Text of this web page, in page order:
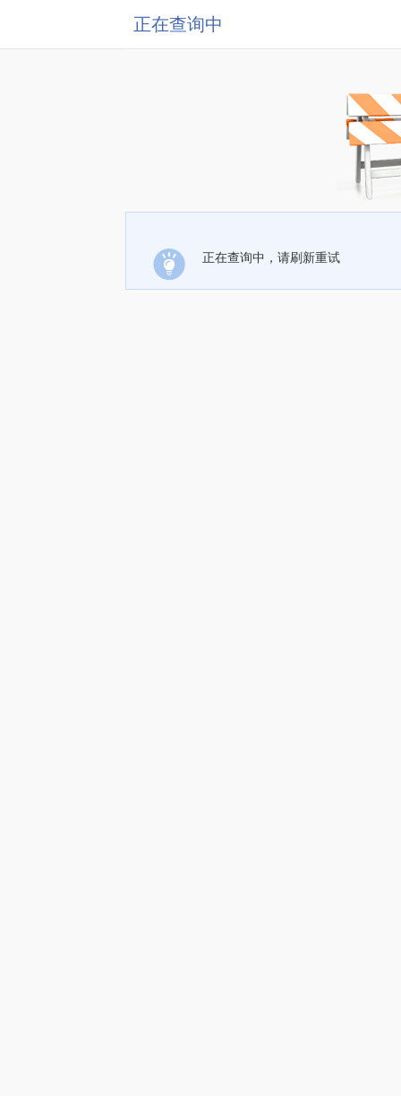
正在查询中
正在查询中，请刷新重试